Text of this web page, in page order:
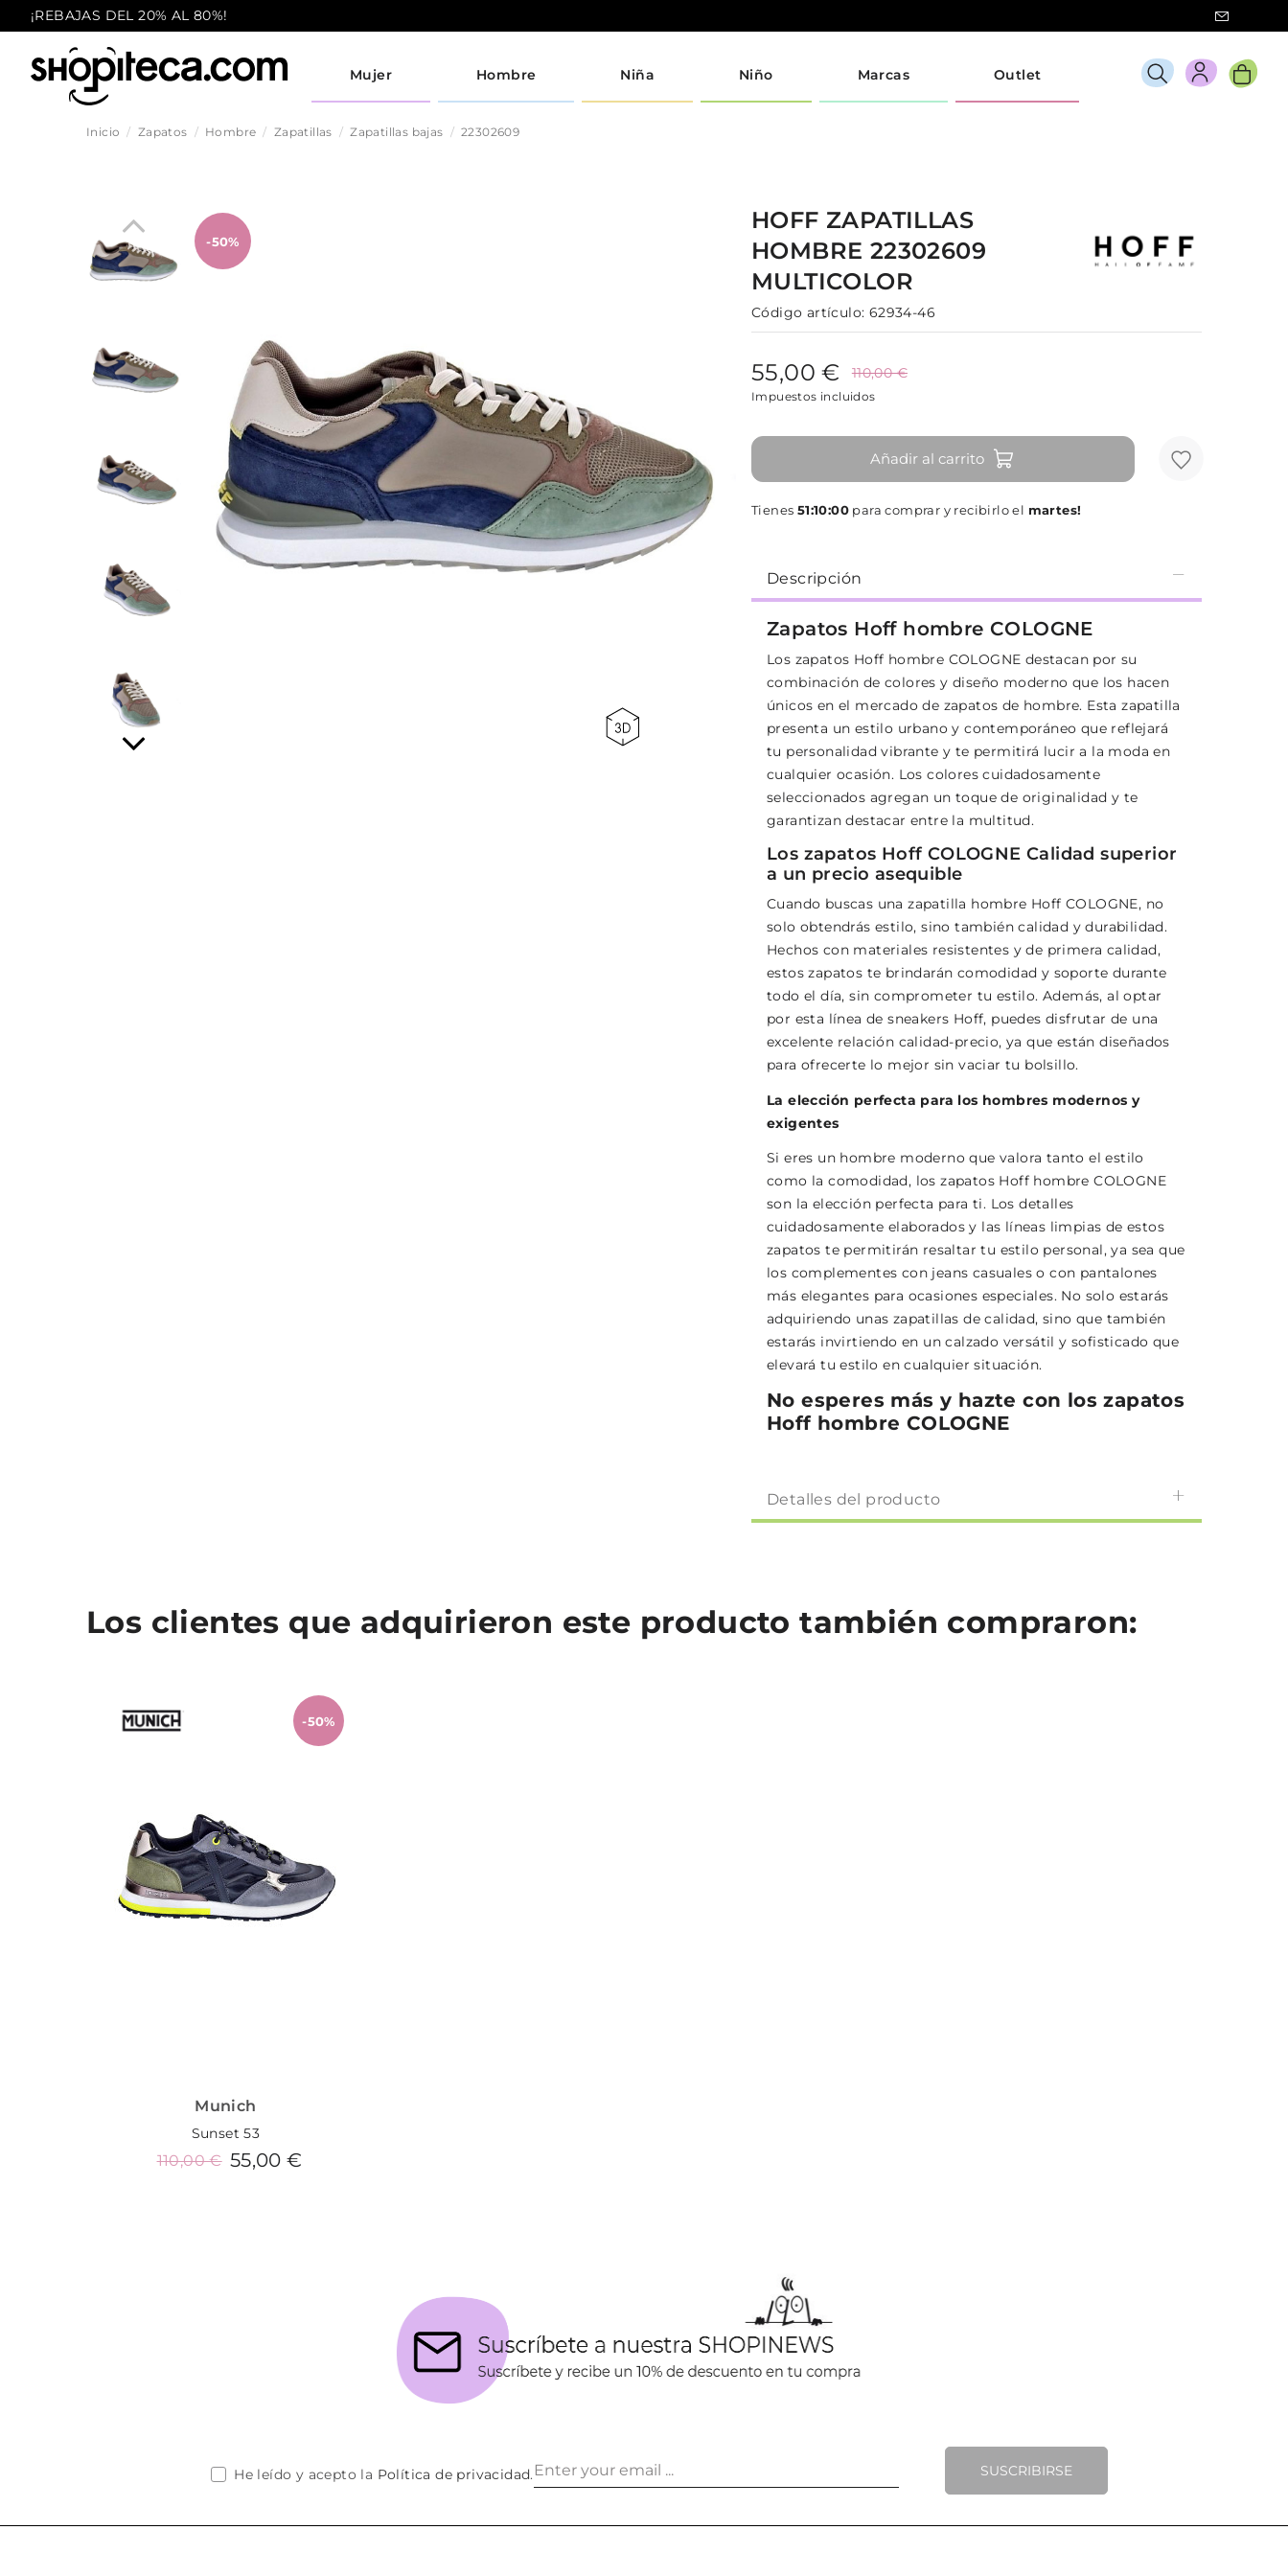
¡REBAJAS DEL 20% AL 80%!
Mujer Hombre Niña Niño Marcas Outlet
Inicio Zapatos Hombre Zapatillas Zapatillas bajas 22302609
-50%
HOFF ZAPATILLAS
HOMBRE 22302609
MULTICOLOR
Código artículo: 62934-46
55,00 € 110,00 €
Impuestos incluidos
Añadir al carrito
Tienes 51:10:00 para comprar y recibirlo el martes!
Descripción
Zapatos Hoff hombre COLOGNE
Los zapatos Hoff hombre COLOGNE destacan por su
combinación de colores y diseño moderno que los hacen
únicos en el mercado de zapatos de hombre. Esta zapatilla
presenta un estilo urbano y contemporáneo que reflejará
tu personalidad vibrante y te permitirá lucir a la moda en
cualquier ocasión. Los colores cuidadosamente
seleccionados agregan un toque de originalidad y te
garantizan destacar entre la multitud.
Los zapatos Hoff COLOGNE Calidad superior
a un precio asequible
Cuando buscas una zapatilla hombre Hoff COLOGNE, no
solo obtendrás estilo, sino también calidad y durabilidad.
Hechos con materiales resistentes y de primera calidad,
estos zapatos te brindarán comodidad y soporte durante
todo el día, sin comprometer tu estilo. Además, al optar
por esta línea de sneakers Hoff, puedes disfrutar de una
excelente relación calidad-precio, ya que están diseñados
para ofrecerte lo mejor sin vaciar tu bolsillo.
La elección perfecta para los hombres modernos y
exigentes
Si eres un hombre moderno que valora tanto el estilo
como la comodidad, los zapatos Hoff hombre COLOGNE
son la elección perfecta para ti. Los detalles
cuidadosamente elaborados y las líneas limpias de estos
zapatos te permitirán resaltar tu estilo personal, ya sea que
los complementes con jeans casuales o con pantalones
más elegantes para ocasiones especiales. No solo estarás
adquiriendo unas zapatillas de calidad, sino que también
estarás invirtiendo en un calzado versátil y sofisticado que
elevará tu estilo en cualquier situación.
No esperes más y hazte con los zapatos
Hoff hombre COLOGNE
Detalles del producto
Los clientes que adquirieron este producto también compraron:
-50%
Munich
Sunset 53
55,00 €
110,00 €
SUSCRIBIRSE
He leído y acepto la Política de privacidad.